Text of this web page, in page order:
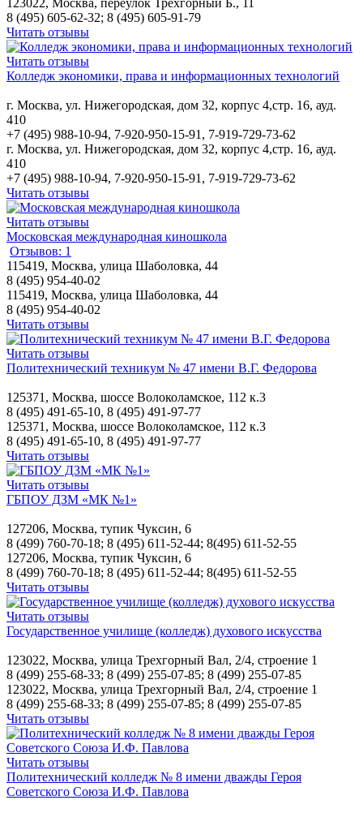
123022, Москва, переулок Трехгорный Б., 11
8 (495) 605-62-32; 8 (495) 605-91-79
Читать отзывы
Читать отзывы
Колледж экономики, права и информационных технологий
г. Москва, ул. Нижегородская, дом 32, корпус 4,стр. 16, ауд.
410
+7 (495) 988-10-94, 7-920-950-15-91, 7-919-729-73-62
г. Москва, ул. Нижегородская, дом 32, корпус 4,стр. 16, ауд.
410
+7 (495) 988-10-94, 7-920-950-15-91, 7-919-729-73-62
Читать отзывы
Читать отзывы
Московская международная киношкола
Отзывов: 1
115419, Москва, улица Шаболовка, 44
8 (495) 954-40-02
115419, Москва, улица Шаболовка, 44
8 (495) 954-40-02
Читать отзывы
Читать отзывы
Политехнический техникум № 47 имени В.Г. Федорова
125371, Москва, шоссе Волоколамское, 112 к.3
8 (495) 491-65-10, 8 (495) 491-97-77
125371, Москва, шоссе Волоколамское, 112 к.3
8 (495) 491-65-10, 8 (495) 491-97-77
Читать отзывы
Читать отзывы
ГБПОУ ДЗМ «МК №1»
127206, Москва, тупик Чуксин, 6
8 (499) 760-70-18; 8 (495) 611-52-44; 8(495) 611-52-55
127206, Москва, тупик Чуксин, 6
8 (499) 760-70-18; 8 (495) 611-52-44; 8(495) 611-52-55
Читать отзывы
Читать отзывы
Государственное училище (колледж) духового искусства
123022, Москва, улица Трехгорный Вал, 2/4, строение 1
8 (499) 255-68-33; 8 (499) 255-07-85; 8 (499) 255-07-85
123022, Москва, улица Трехгорный Вал, 2/4, строение 1
8 (499) 255-68-33; 8 (499) 255-07-85; 8 (499) 255-07-85
Читать отзывы
Читать отзывы
Политехнический колледж № 8 имени дважды Героя
Советского Союза И.Ф. Павлова